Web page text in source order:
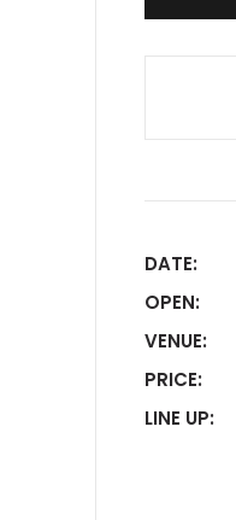
DATE:
OPEN:
VENUE:
PRICE:
LINE UP: